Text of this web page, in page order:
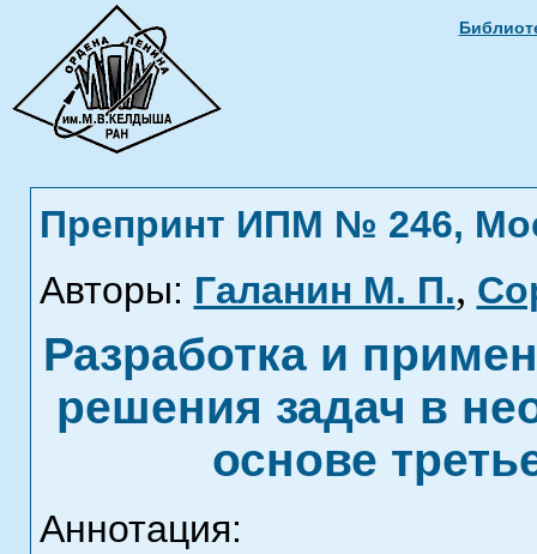
Препринт ИПМ № 246,
Авторы: Галанин М. П.,
Разработка и
решения задач в
основе
Аннотация: